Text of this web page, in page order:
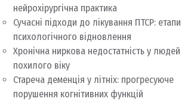
нейрохірургічна практика
Сучасні підходи до лікування ПТСР: етапи
психологічного відновлення
Хронічна ниркова недостатність у людей
похилого віку
Стареча деменція у літніх: прогресуюче
порушення когнітивних функцій